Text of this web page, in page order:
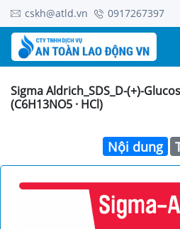
cskh@atld.vn 0917267397
Sigma Aldrich_SDS_D-(+)-
(C6H13NO5 · HCl)
Nội dung